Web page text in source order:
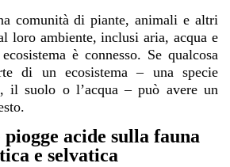
comunità di piante, animali e altri
loro ambiente, inclusi aria, acqua e
è connesso. Se qualcosa
di un ecosistema – una specie
il suolo o l’acqua – può avere un
acide sulla fauna
e selvatica